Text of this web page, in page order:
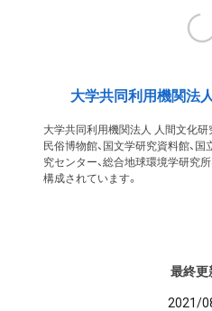
大学共同利用機関法
大学共同利用機関法人 人間文化研
民俗博物館、国文学研究資料館、
究センター、総合地球環境学研究
構成されています。
最終更
2021/